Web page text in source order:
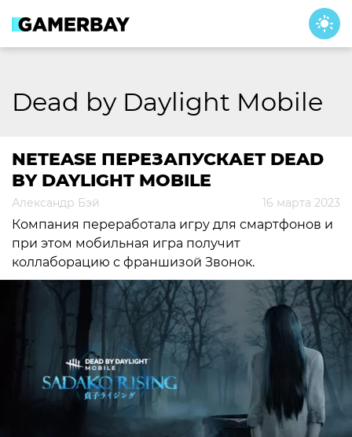
content
Dead by Daylight Mobile
NETEASE ПЕРЕЗАПУСКАЕТ DEAD
BY DAYLIGHT MOBILE
Александр Бэй 16 марта 2023
Компания переработала игру для смартфонов и
при этом мобильная игра получит
коллаборацию с франшизой Звонок.